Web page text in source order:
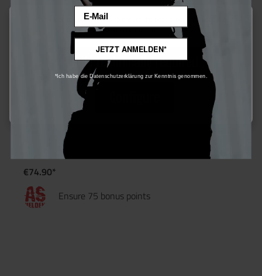
Wolverine Invictus Forged Series Flash Hider
€74.90*
Ensure 75 bonus points
This website uses cookies to ensure the best experience possible.
More information...
Only technically required
JETZT ANMELDEN*
*Ich habe die Datenschutzerklärung zur Kenntnis genommen.